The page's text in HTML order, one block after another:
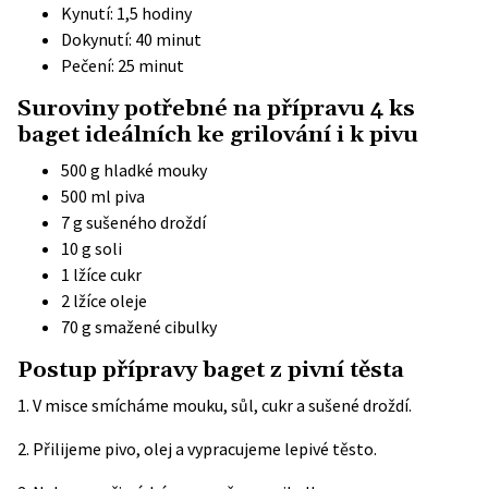
Kynutí: 1,5 hodiny
Dokynutí: 40 minut
Pečení: 25 minut
Suroviny potřebné na přípravu 4 ks
baget ideálních ke grilování i k pivu
500 g hladké mouky
500 ml piva
7 g sušeného droždí
10 g soli
1 lžíce cukr
2 lžíce oleje
70 g smažené cibulky
Postup přípravy baget z pivní těsta
1. V misce smícháme mouku, sůl, cukr a sušené droždí.
2. Přilijeme pivo, olej a vypracujeme lepivé těsto.